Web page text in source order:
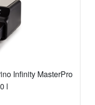
Infinity MasterPro
l